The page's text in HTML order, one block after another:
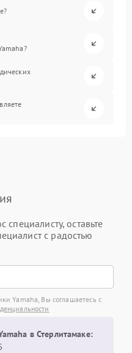
специалисту, оставьте
с радостью
Yamaha, Вы соглашаетесь с
в Стерлитамаке: